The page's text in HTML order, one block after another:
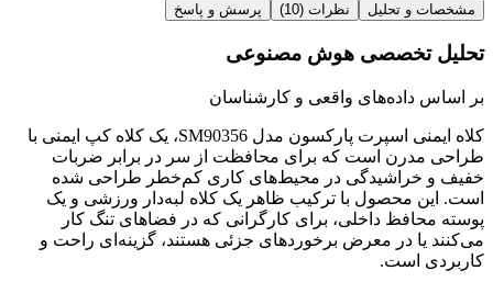
مشخصات و تحلیل
نظرات (10) پرسش و پاسخ
تحلیل تخصصی هوش مصنوعی
بر اساس داده‌های واقعی و کارشناسان
کلاه ایمنی اسپرت پارکسون مدل SM90356، یک کلاه کپ ایمنی با
طراحی مدرن است که برای محافظت از سر در برابر ضربات
خفیف و خراشیدگی در محیط‌های کاری کم‌خطر طراحی شده
است. این محصول با ترکیب ظاهر یک کلاه لبه‌دار ورزشی و یک
پوسته محافظ داخلی، برای کارگرانی که در فضاهای تنگ کار
می‌کنند یا در معرض برخوردهای جزئی هستند، گزینه‌ای راحت و
کاربردی است.